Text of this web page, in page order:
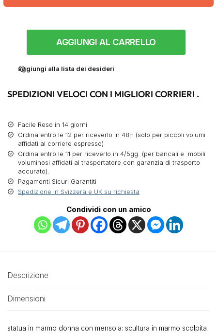
AGGIUNGI AL CARRELLO
aggiungi alla lista dei desideri
SPEDIZIONI VELOCI CON I MIGLIORI CORRIERI .
Facile Reso in 14 giorni
Ordina entro le 12 per riceverlo in 48H (solo per piccoli volumi
affidati al corriere espresso)
Ordina entro le 11 per riceverlo in 4/5gg. (per bancali e mobili
voluminosi affidati al trasportatore con garanzia di trasporto
accurato).
Pagamenti Sicuri Garantiti
Spedizione in Svizzera e UK su richiesta
Condividi con un amico
Descrizione
Dimensioni
statua in marmo donna con mensola: scultura in marmo scolpita